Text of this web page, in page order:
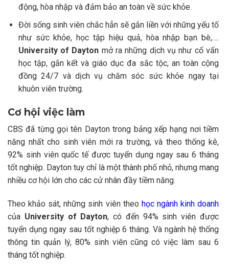
động, hòa nhập và đảm bảo an toàn về sức khỏe.
Đời sống sinh viên chắc hẳn sẽ gắn liền với những yếu tố
như sức khỏe, học tập hiệu quả, hòa nhập bạn bè,….
University of Dayton mở ra những dịch vụ như cố vấn
học tập, gắn kết và giáo dục đa sắc tộc, an toàn cộng
đồng 24/7 và dịch vụ chăm sóc sức khỏe ngay tại
khuôn viên trường.
Cơ hội việc làm
CBS đã từng gọi tên Dayton trong bảng xếp hạng nơi tiềm
năng nhất cho sinh viên mới ra trường, và theo thống kê,
92% sinh viên quốc tế được tuyển dụng ngay sau 6 tháng
tốt nghiệp. Dayton tuy chỉ là một thành phố nhỏ, nhưng mang
nhiều cơ hội lớn cho các cử nhân đầy tiềm năng.
Theo khảo sát, những sinh viên theo học ngành kinh doanh
của University of Dayton, có đến 94% sinh viên được
tuyển dụng ngay sau tốt nghiệp 6 tháng. Và ngành hệ thống
thông tin quản lý, 80% sinh viên cũng có việc làm sau 6
tháng tốt nghiệp.